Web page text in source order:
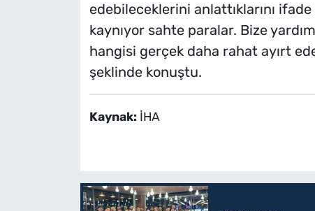
edebileceklerini anlattıklarını
kaynıyor sahte paralar. Bize
hangisi gerçek daha rahat ayırt
şeklinde konuştu.
Kaynak: İHA